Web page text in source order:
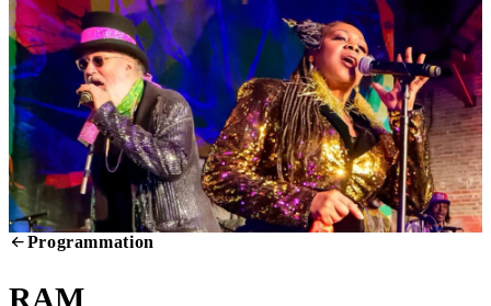
Programmation
RAM